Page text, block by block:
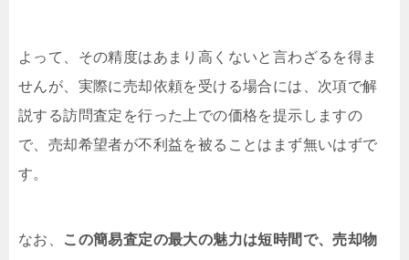
よって、その精度はあまり高くないと言わざるを得ま
せんが、実際に売却依頼を受ける場合には、次項で解
説する訪問査定を行った上での価格を提示しますの
で、売却希望者が不利益を被ることはまず無いはずで
す。
なお、
この簡易査定の最大の魅力は短時間で、売却物